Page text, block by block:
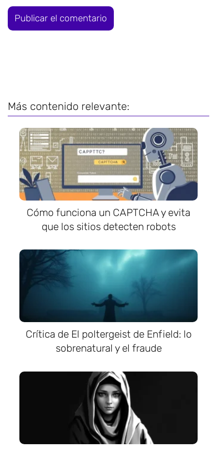
Más contenido relevante:
Cómo funciona un CAPTCHA y evita
que los sitios detecten robots
Crítica de El poltergeist de Enfield: lo
sobrenatural y el fraude